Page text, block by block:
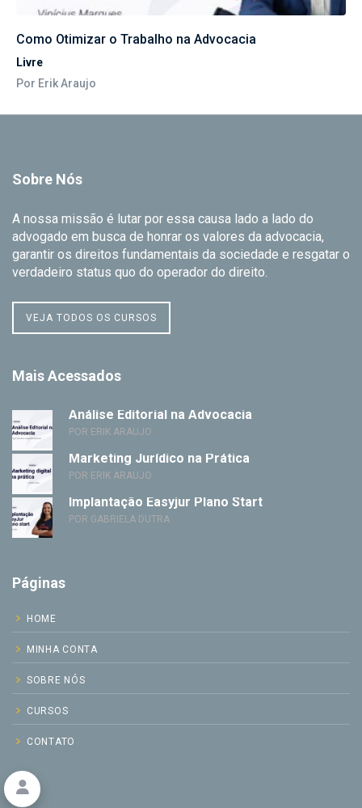
Como Otimizar o Trabalho na Advocacia
Livre
Por Erik Araujo
Sobre Nós
A nossa missão é lutar por essa causa lado a lado do
advogado em busca de honrar os valores da advocacia,
garantir os direitos fundamentais da sociedade e resgatar o
verdadeiro status quo do operador do direito.
VEJA TODOS OS CURSOS
Mais Acessados
Análise Editorial na Advocacia
POR ERIK ARAUJO
Marketing Jurídico na Prática
POR ERIK ARAUJO
Implantação Easyjur Plano Start
POR GABRIELA DUTRA
Páginas
HOME
MINHA CONTA
SOBRE NÓS
CURSOS
CONTATO